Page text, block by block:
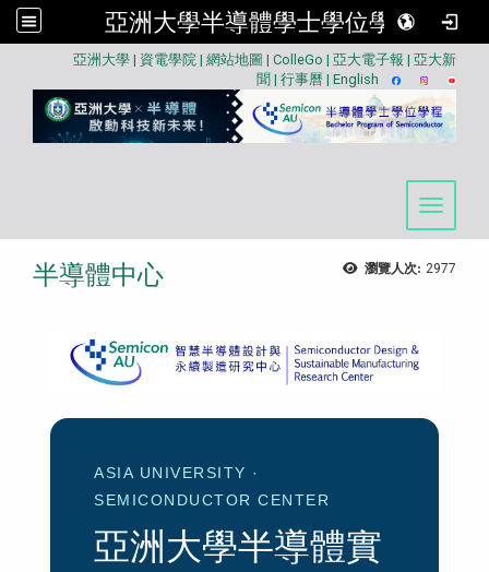
亞洲大學半導體學士學位學程
亞洲大學 | 資電學院 | 網站地圖 | ColleGo | 亞大電子報 | 亞大新
聞 | 行事曆| English
Toggle
瀏覽人次: 2977
半導體中心
ASIA UNIVERSITY ·
SEMICONDUCTOR CENTER
亞洲大學半導體實